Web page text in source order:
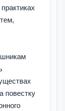
повестку